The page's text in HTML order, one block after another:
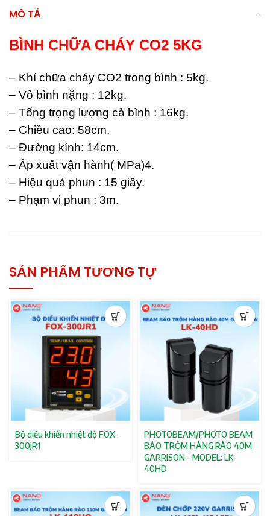
MÔ TẢ
BÌNH CHỮA CHÁY CO2 5KG
– Khí chữa cháy CO2 trong bình : 5kg.
– Vỏ bình nặng : 12kg.
– Tổng trọng lượng cả bình : 16kg.
– Chiều cao: 58cm.
– Đường kính: 14cm.
– Áp xuất vận hành( MPa)4.
– Hiệu quả phun : 15 giây.
– Phạm vi phun : 3m.
SẢN PHẨM TƯƠNG TỰ
Bộ điều khiển nhiệt độ FOX-
300JR1
PHOTOBEAM/PHOTO BEAM
BÁO TRỘM HÀNG RÀO 40M
GARRISON – MODEL: LK-
40HD